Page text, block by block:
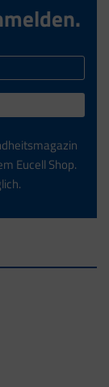
Eucell Shop.